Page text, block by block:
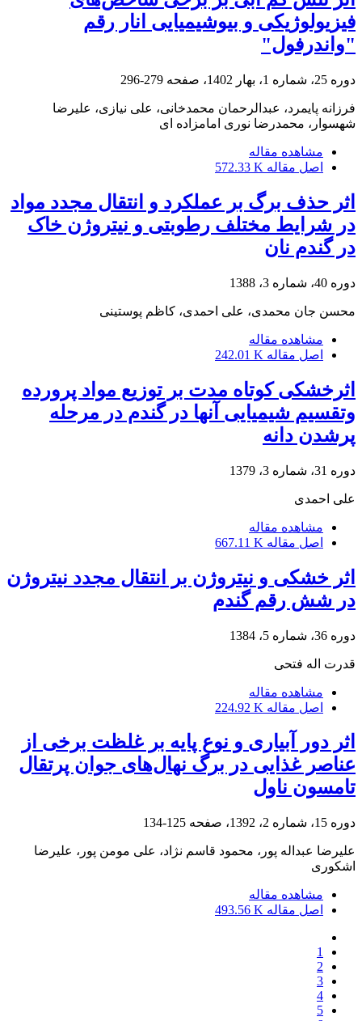
فیزیولوژیکی و بیوشیمیایی انار رقم
"واندرفول"
دوره 25، شماره 1، بهار 1402، صفحه 279-296
فرزانه پایمرد، عبدالرحمان محمدخانی، علی نیازی، علیرضا
شهسوار، محمدرضا نوری امامزاده ای
مشاهده مقاله
اصل مقاله 572.33 K
اثر حذف برگ بر عملکرد و انتقال مجدد مواد
در شرایط مختلف رطوبتی و نیتروژن خاک
در گندم نان
دوره 40، شماره 3، 1388
محسن‌ جان محمدی، علی‌ احمدی، کاظم پوستینی
مشاهده مقاله
اصل مقاله 242.01 K
اثرخشکی کوتاه مدت بر توزیع مواد پرورده
وتقسیم شیمیایی آنها در گندم در مرحله
پرشدن دانه
دوره 31، شماره 3، 1379
علی احمدی
مشاهده مقاله
اصل مقاله 667.11 K
اثر خشکی و نیتروژن بر انتقال مجدد نیتروژن
در شش رقم گندم
دوره 36، شماره 5، 1384
قدرت اله فتحی
مشاهده مقاله
اصل مقاله 224.92 K
اثر دور آبیاری و نوع پایه بر غلظت برخی از
عناصر غذایی در برگ نهال‌های جوان پرتقال
تامسون ناول
دوره 15، شماره 2، 1392، صفحه 125-134
علیرضا عبداله پور، محمود قاسم نژاد، علی مومن پور، علیرضا
اشکوری
مشاهده مقاله
اصل مقاله 493.56 K
1
2
3
4
5